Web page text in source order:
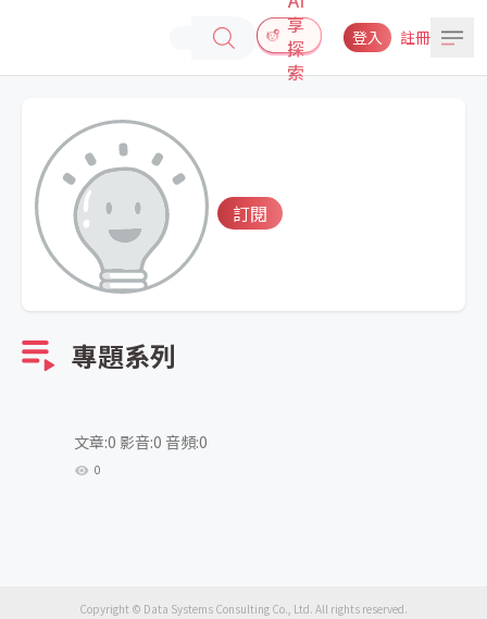
享
探
索
登入 註冊
訂閱
專題系列
文章:0 影音:0 音頻:0
0
Copyright © Data Systems Consulting Co., Ltd. All rights reserved.